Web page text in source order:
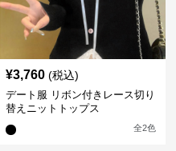
¥3,760 (税込)
デート服 リボン付きレース切り
替えニットトップス
全2色